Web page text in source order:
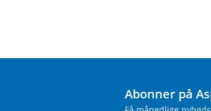
Abonner på